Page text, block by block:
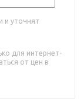
и уточнят
для интернет-
от цен в